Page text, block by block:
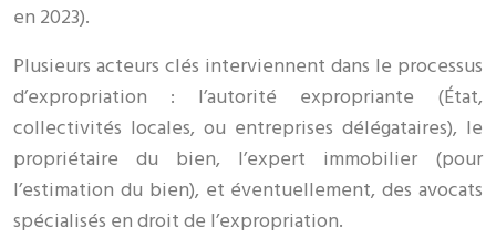
en 2023).
Plusieurs acteurs clés interviennent dans le processus
d’expropriation : l’autorité expropriante (État,
collectivités locales, ou entreprises délégataires), le
propriétaire du bien, l’expert immobilier (pour
l’estimation du bien), et éventuellement, des avocats
spécialisés en droit de l’expropriation.